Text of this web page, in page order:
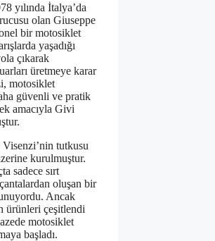
yılında İtalya’da
olan Giuseppe
bir motosiklet
yaşadığı
çıkarak
üretmeye karar
motosiklet
güvenli ve pratik
amacıyla Givi
tutkusu
kurulmuştur.
sadece sırt
oluşan bir
Ancak
ürünleri çeşitlendi
motosiklet
başladı.